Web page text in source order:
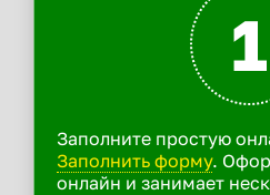
1
Заполните простую
Заполнить форму.
онлайн и занимает